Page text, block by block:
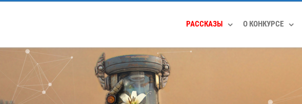
РАССКАЗЫ О КОНКУРСЕ